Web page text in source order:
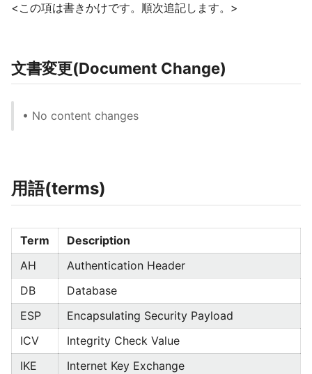
<この項は書きかけです。順次追記します。>
文書変更(Document Change)
• No content changes
用語(terms)
Term
Description
AH
Authentication Header
DB
Database
ESP
Encapsulating Security Payload
ICV
Integrity Check Value
IKE
Internet Key Exchange